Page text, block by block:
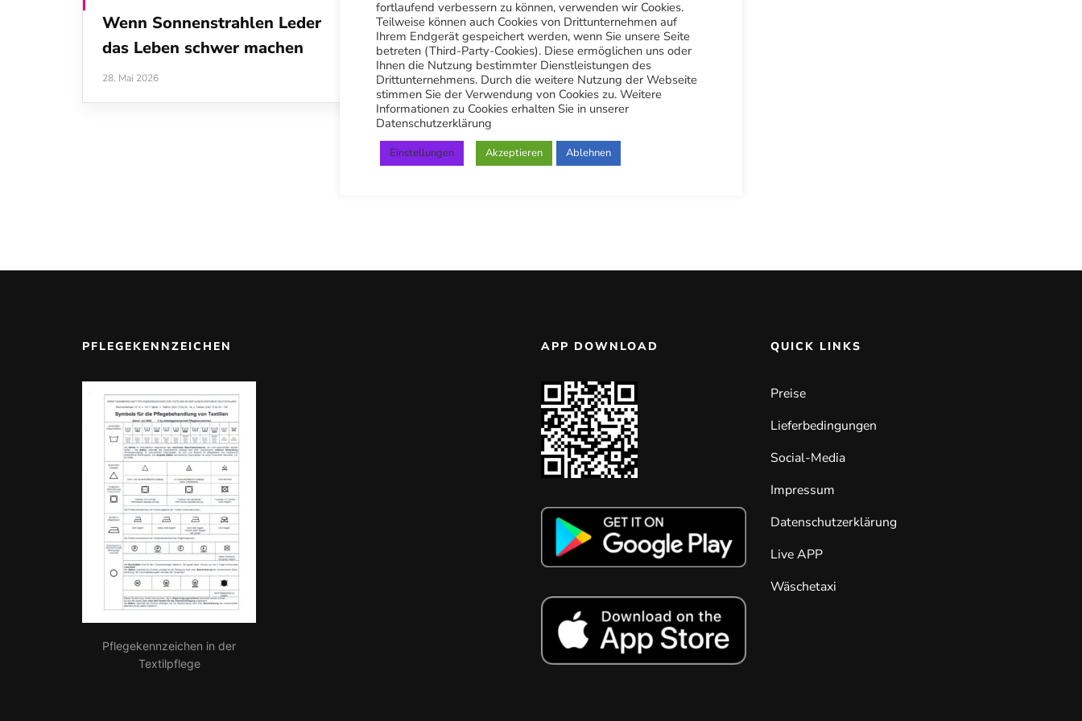
Wenn Sonnenstrahlen Leder
das Leben schwer machen
28. Mai 2026
Duell zwischen Sonnenstrahlen
und Leder
15. August 2024
PFLEGEKENNZEICHEN
Pflegekennzeichen in der
Textilpflege
APP DOWNLOAD QUICK LINKS
Preise
Lieferbedingungen
Social-Media
Impressum
Datenschutzerklärung
Live APP
Wäschetaxi
fortlaufend verbessern zu können, verwenden wir Cookies.
Teilweise können auch Cookies von Drittunternehmen auf
Ihrem Endgerät gespeichert werden, wenn Sie unsere Seite
betreten (Third-Party-Cookies). Diese ermöglichen uns oder
Ihnen die Nutzung bestimmter Dienstleistungen des
Drittunternehmens. Durch die weitere Nutzung der Webseite
stimmen Sie der Verwendung von Cookies zu. Weitere
Informationen zu Cookies erhalten Sie in unserer
Datenschutzerklärung
Einstellungen Akzeptieren Ablehnen